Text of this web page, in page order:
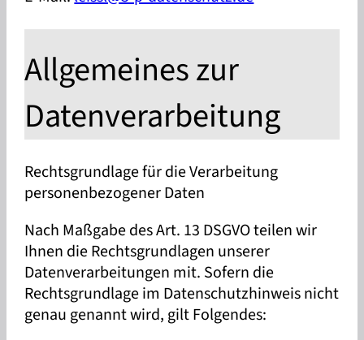
Allgemeines zur
Datenverarbeitung
Rechtsgrundlage für die Verarbeitung
personenbezogener Daten
Nach Maßgabe des Art. 13 DSGVO teilen wir
Ihnen die Rechtsgrundlagen unserer
Datenverarbeitungen mit. Sofern die
Rechtsgrundlage im Datenschutzhinweis nicht
genau genannt wird, gilt Folgendes: